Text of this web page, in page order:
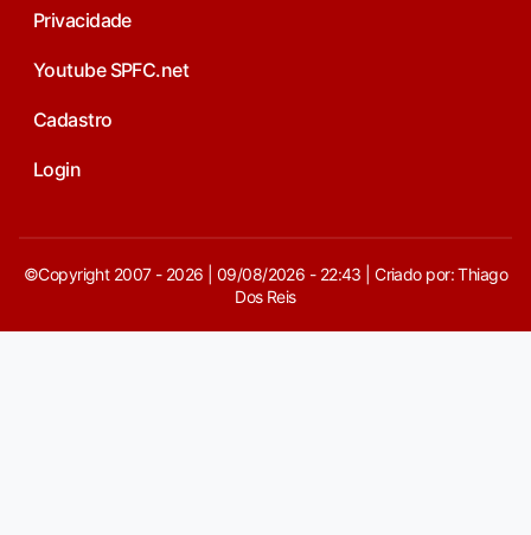
Privacidade
Youtube SPFC.net
Cadastro
Login
©Copyright 2007 - 2026 | 09/08/2026 - 22:43 | Criado por: Thiago
Dos Reis